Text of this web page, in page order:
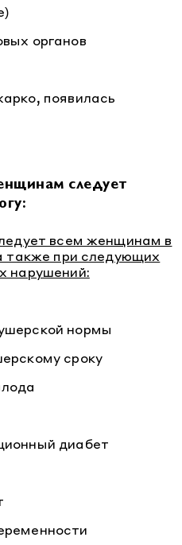
органов
появилась
следует
всем женщинам в
также при следующих
нарушений:
нормы
сроку
диабет